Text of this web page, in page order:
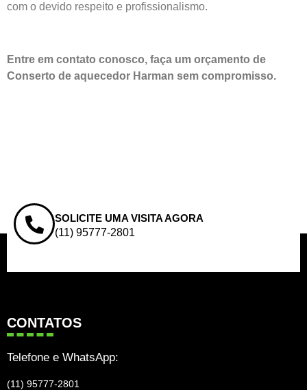
com o devido respeito e profissionalismo.
Entre em contato conosco, faça um orçamento de
Conserto de aquecedor Harman sem compromisso.
SOLICITE UMA VISITA AGORA
(11) 95777-2801
CONTATOS
Telefone e WhatsApp:
(11) 95777-2801